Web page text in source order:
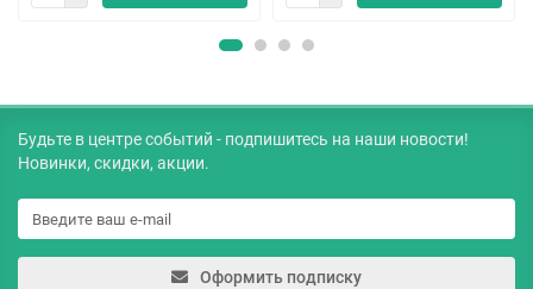
Будьте в центре событий - подпишитесь на наши новости!
Новинки, скидки, акции.
Оформить подписку